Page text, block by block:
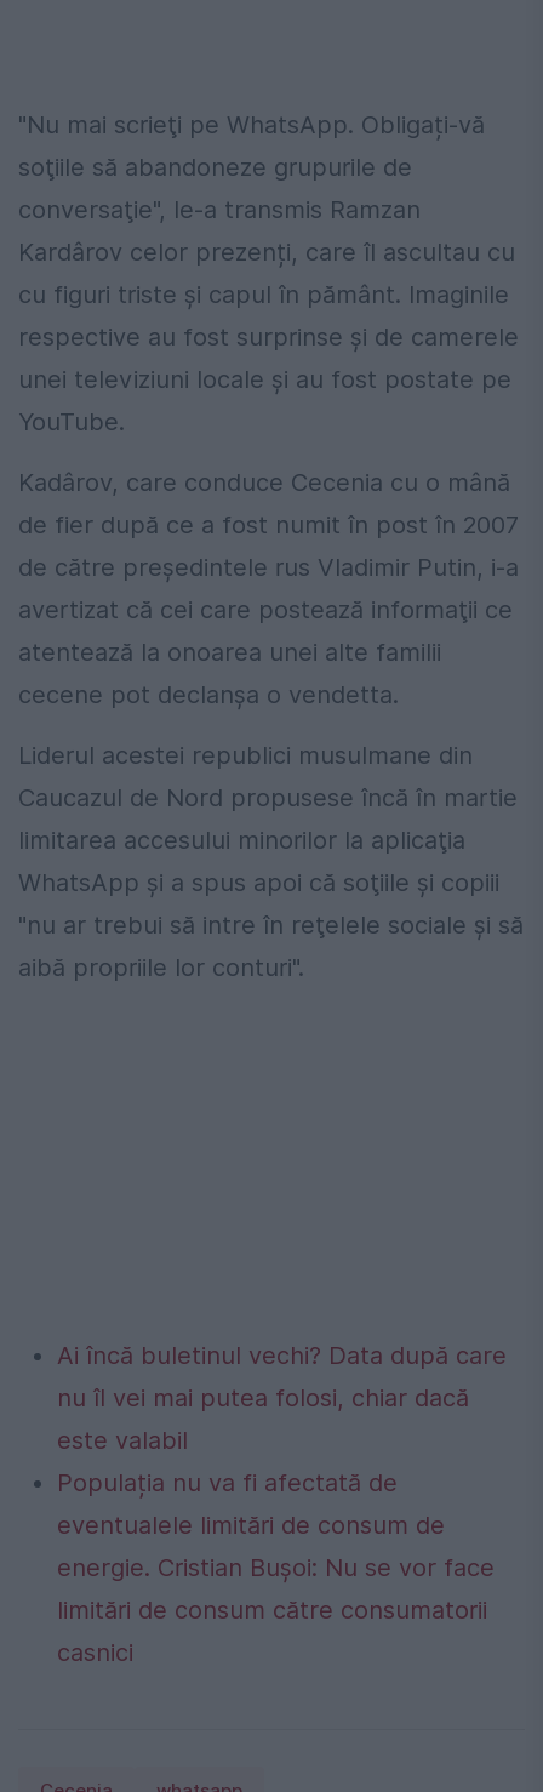
"Nu mai scrieţi pe WhatsApp. Obligați-vă
soţiile să abandoneze grupurile de
conversaţie", le-a transmis Ramzan
Kardârov celor prezenți, care îl ascultau cu
cu figuri triste și capul în pământ. Imaginile
respective au fost surprinse și de camerele
unei televiziuni locale și au fost postate pe
YouTube.
Kadârov, care conduce Cecenia cu o mână
de fier după ce a fost numit în post în 2007
de către preşedintele rus Vladimir Putin, i-a
avertizat că cei care postează informaţii ce
atentează la onoarea unei alte familii
cecene pot declanşa o vendetta.
Liderul acestei republici musulmane din
Caucazul de Nord propusese încă în martie
limitarea accesului minorilor la aplicaţia
WhatsApp şi a spus apoi că soţiile şi copiii
"nu ar trebui să intre în reţelele sociale şi să
aibă propriile lor conturi".
Ai încă buletinul vechi? Data după care
nu îl vei mai putea folosi, chiar dacă
este valabil
Populația nu va fi afectată de
eventualele limitări de consum de
energie. Cristian Bușoi: Nu se vor face
limitări de consum către consumatorii
casnici